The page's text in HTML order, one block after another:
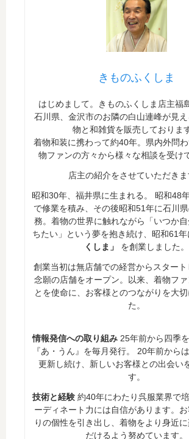
きものふくしま
はじめまして。きものふくしま店主福
石川県、金沢市のお隣の白山連峰が見
物と和雑貨を販売しておりま
着物和装に携わって約40年。県内外問
物ファンの方々から様々な相談を受け
店主の紹介をさせていただきま
昭和30年、福井県に生まれる。 昭和48
で修業を積み、その後昭和51年に石川
務。着物の世界に触れながら「いつか
ちたい」という夢を抱き続け、昭和61年
くしま」
を創業しました。
創業当初は無店舗での経営からスター
念願の店舗をオープン。以来、着物ファ
とを使命に、お客様とのつながりを大
た。
情報発信への取り組み 25年前から四季
『あ・うん』を毎月発行。 20年前から
更新し続け、新しいお客様との出会い
す。
技術と経験 約40年にわたり呉服業界で
ーディネート力には自信があります。
りの個性を引き出し、着物をより身近
だけるよう努めています。